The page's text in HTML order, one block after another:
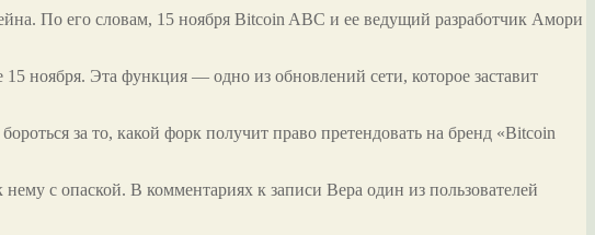
По его словам, 15 ноября Bitcoin ABC и ее ведущий разработчик Амори
15 ноября. Эта функция — одно из обновлений сети, которое заставит
за то, какой форк получит право претендовать на бренд «Bitcoin
с опаской. В комментариях к записи Вера один из пользователей